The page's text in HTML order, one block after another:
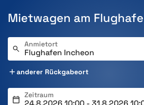
Mietwagen am
Anmietort
anderer Rückgabeort
Zeitraum